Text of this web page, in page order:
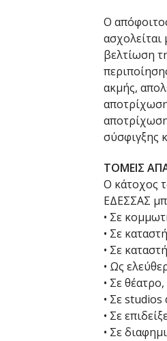
Ο
βελτίωση
ακμής,
σύσφιγξης
ΤΟΜΕΙΣ
Ο κάτοχος
ΕΔΕΣΣΑΣ
• Σε
• Σε
• Σε
• Ως
• Σε
• Σε
• Σε
• Σε